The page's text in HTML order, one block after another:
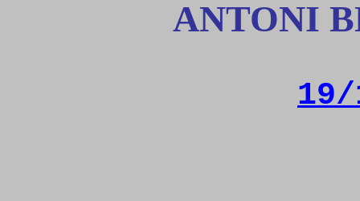
ANTONI
19/